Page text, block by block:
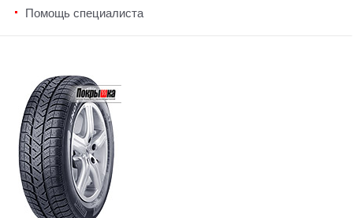
Помощь специалиста